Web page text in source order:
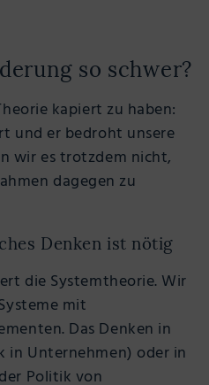
so schwer?
kapiert zu haben:
und er bedroht unsere
wir es trotzdem nicht,
dagegen zu
Denken ist nötig
die Systemtheorie. Wir
mit
Das Denken in
in Unternehmen) oder in
Politik von